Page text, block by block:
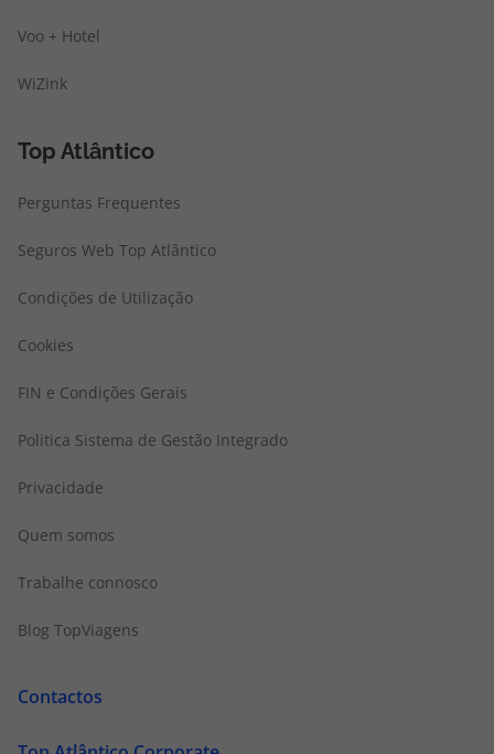
Voo + Hotel
WiZink
Top Atlântico
Perguntas Frequentes
Seguros Web Top Atlântico
Condições de Utilização
Cookies
FIN e Condições Gerais
Politica Sistema de Gestão Integrado
Privacidade
Quem somos
Trabalhe connosco
Blog TopViagens
Contactos